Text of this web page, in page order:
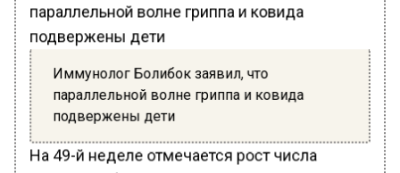
Иммунолог Болибок заявил, что
параллельной волне гриппа и ковида
подвержены дети
На 49-й неделе отмечается рост числа